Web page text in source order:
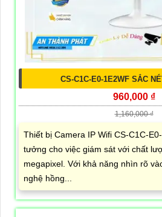
CS-C1C-E0-1E2WF SẮC
960,000 ₫
1,160,000 ₫
Thiết bị Camera IP Wifi CS-C1C-
tưởng cho việc giám sát với chất
megapixel. Với khả năng nhìn rõ
nghệ hồng...